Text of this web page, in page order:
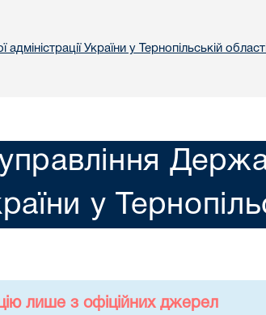
України у Тернопільській
у
лише з офіційних джерел